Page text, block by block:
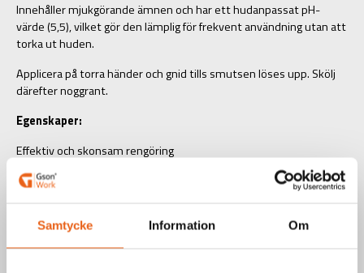
Samtycke Information Om
Innehåller mjukgörande ämnen och har ett hudanpassat pH-
värde (5,5), vilket gör den lämplig för frekvent användning utan att
torka ut huden.
Applicera på torra händer och gnid tills smutsen löses upp. Skölj
därefter noggrant.
Egenskaper:
Effektiv och skonsam rengöring
Löser svår smuts (fett, olja, tjära m.m.)
Lämplig för frekvent användning
pH 5,5